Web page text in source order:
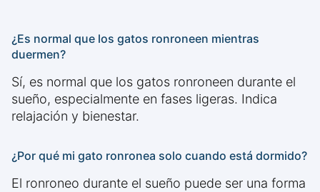
¿Es normal que los gatos ronroneen mientras
duermen?
Sí, es normal que los gatos ronroneen durante el
sueño, especialmente en fases ligeras. Indica
relajación y bienestar.
¿Por qué mi gato ronronea solo cuando está dormido?
El ronroneo durante el sueño puede ser una forma